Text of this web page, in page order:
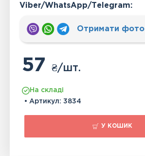
Viber/WhatsApp/Тelegram:
Отримати фото
57₴/шт.
На складі
• Артикул: 3834
У КОШИК